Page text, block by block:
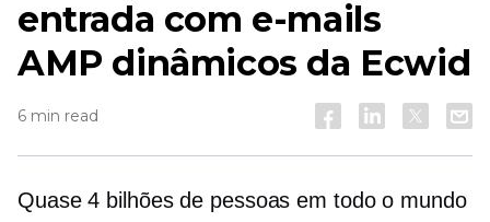
entrada com e-mails
AMP dinâmicos da Ecwid
6 min read
Quase 4 bilhões de pessoas em todo o mundo